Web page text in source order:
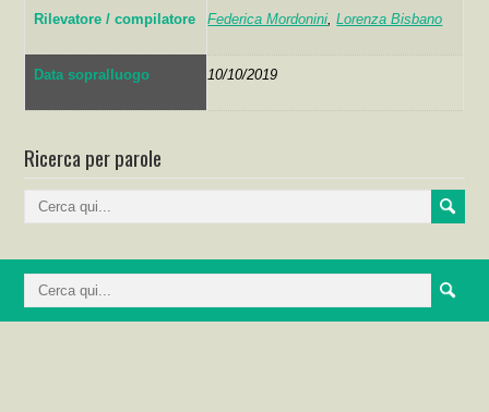
Rilevatore / compilatore Federica Mordonini,Lorenza Bisbano
Data sopralluogo 10/10/2019
Ricerca per parole